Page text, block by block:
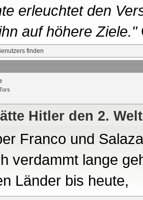
erleuchtet den
auf höhere Ziele."
Hitler den 2.
Franco und
verdammt lange
Länder bis heute,